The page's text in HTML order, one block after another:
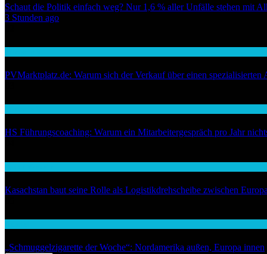
Schaut die Politik einfach weg? Nur 1,6 % aller Unfälle stehen mit
3 Stunden ago
PVMarktplatz.de: Warum sich der Verkauf über einen spezialisierten
HS Führungscoaching: Warum ein Mitarbeitergespräch pro Jahr
Kasachstan baut seine Rolle als Logistikdrehscheibe zwischen
„Schmuggelzigarette der Woche“: Nordamerika außen, Europa innen